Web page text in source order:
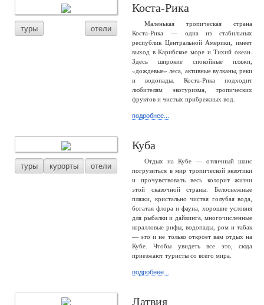
туры отели
Коста-Рика
Маленькая тропическая страна
Коста-Рика — одна из стабильных
республик Центральной Америки, имеет
выход в Карибское море и Тихий океан.
Здесь широкие спокойные пляжи,
«дождевые» леса, активные вулканы, реки
и водопады. Коста-Рика подходит
любителям экотуризма, тропических
фруктов и чистых прибрежных вод.
подробнее...
туры курорты отели
Куба
Отдых на Кубе — отличный шанс
погрузиться в мир тропической экзотики
и прочувствовать весь колорит жизни
этой сказочной страны. Белоснежные
пляжи, кристально чистая голубая вода,
богатая флора и фауна, хорошие условия
для рыбалки и дайвинга, многочисленные
коралловые рифы, водопады, ром и табак
— это и не только откроет вам отдых на
Кубе. Чтобы увидеть все это, сюда
приезжают туристы со всего мира.
подробнее...
Латвия